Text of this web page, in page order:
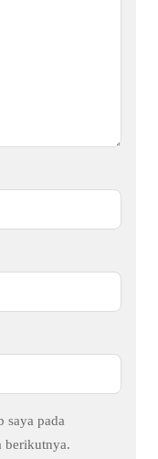
saya pada
berikutnya.